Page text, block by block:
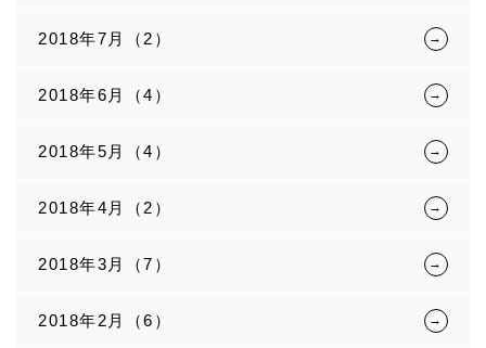
2018年7月（2）
2018年6月（4）
2018年5月（4）
2018年4月（2）
2018年3月（7）
2018年2月（6）